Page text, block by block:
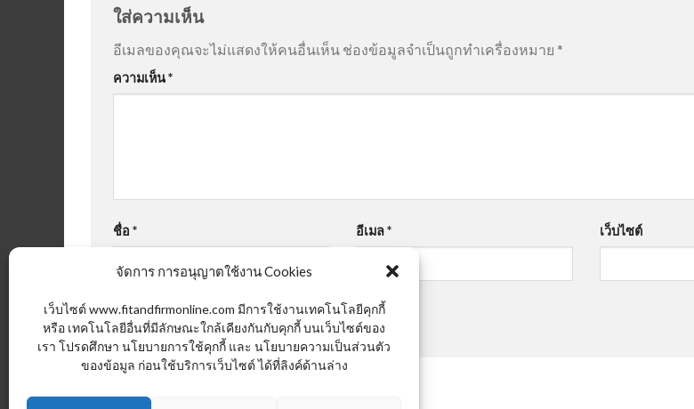
จัดการ การอนุญาตใช้งาน Cookies
เว็บไซต์ www.fitandfirmonline.com มีการใช้งานเทคโนโลยีคุกกี้
หรือ เทคโนโลยีอื่นที่มีลักษณะใกล้เคียงกันกับคุกกี้ บนเว็บไซต์ของ
เรา โปรดศึกษา นโยบายการใช้คุกกี้ และ นโยบายความเป็นส่วนตัว
ของข้อมูล ก่อนใช้บริการเว็บไซต์ ได้ที่ลิงค์ด้านล่าง
ใส่ความเห็น
อีเมลของคุณจะไม่แสดงให้คนอื่นเห็น ช่องข้อมูลจำเป็นถูกทำเครื่องหมาย *
ความเห็น*
ชื่อ * อีเมล* เว็บไซต์